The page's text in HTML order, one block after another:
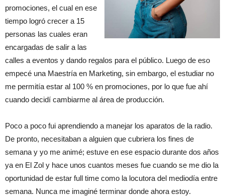
promociones, el cual en ese
tiempo logró crecer a 15
personas las cuales eran
encargadas de salir a las
calles a eventos y dando regalos para el público. Luego de eso
empecé una Maestría en Marketing, sin embargo, el estudiar no
me permitía estar al 100 % en promociones, por lo que fue ahí
cuando decidí cambiarme al área de producción.
Poco a poco fui aprendiendo a manejar los aparatos de la radio.
De pronto, necesitaban a alguien que cubriera los fines de
semana y yo me animé; estuve en ese espacio durante dos años
ya en El Zol y hace unos cuantos meses fue cuando se me dio la
oportunidad de estar full time como la locutora del mediodía entre
semana. Nunca me imaginé terminar donde ahora estoy.